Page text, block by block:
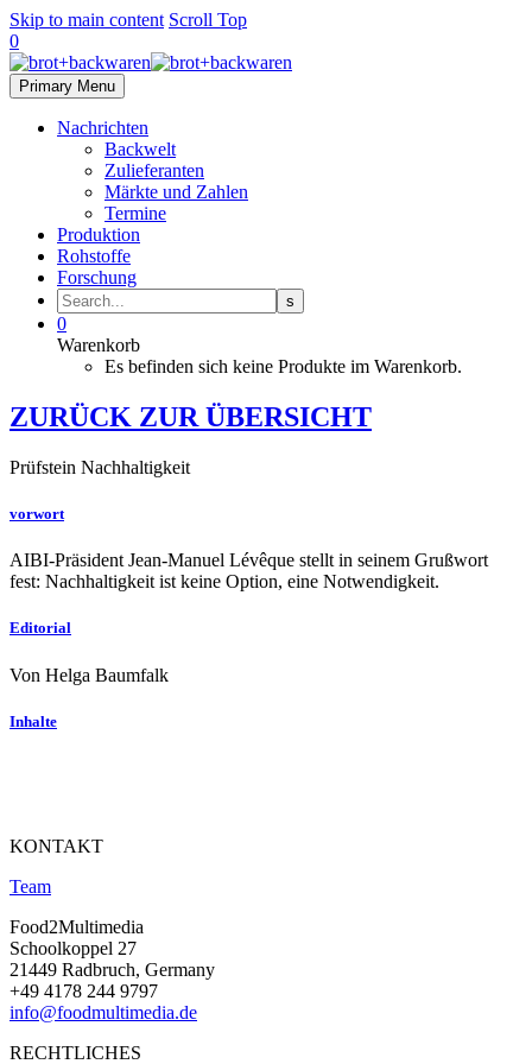
Skip to main content Scroll Top
0
Primary Menu
Nachrichten
Backwelt
Zulieferanten
Märkte und Zahlen
Termine
Produktion
Rohstoffe
Forschung
0
Warenkorb
Es befinden sich keine Produkte im Warenkorb.
ZURÜCK ZUR ÜBERSICHT
Prüfstein Nachhaltigkeit
vorwort
AIBI-Präsident Jean-Manuel Lévêque stellt in seinem Grußwort
fest: Nachhaltigkeit ist keine Option, eine Notwendigkeit.
Editorial
Von Helga Baumfalk
Inhalte
KONTAKT
Team
Food2Multimedia
Schoolkoppel 27
21449 Radbruch, Germany
+49 4178 244 9797
info@foodmultimedia.de
RECHTLICHES